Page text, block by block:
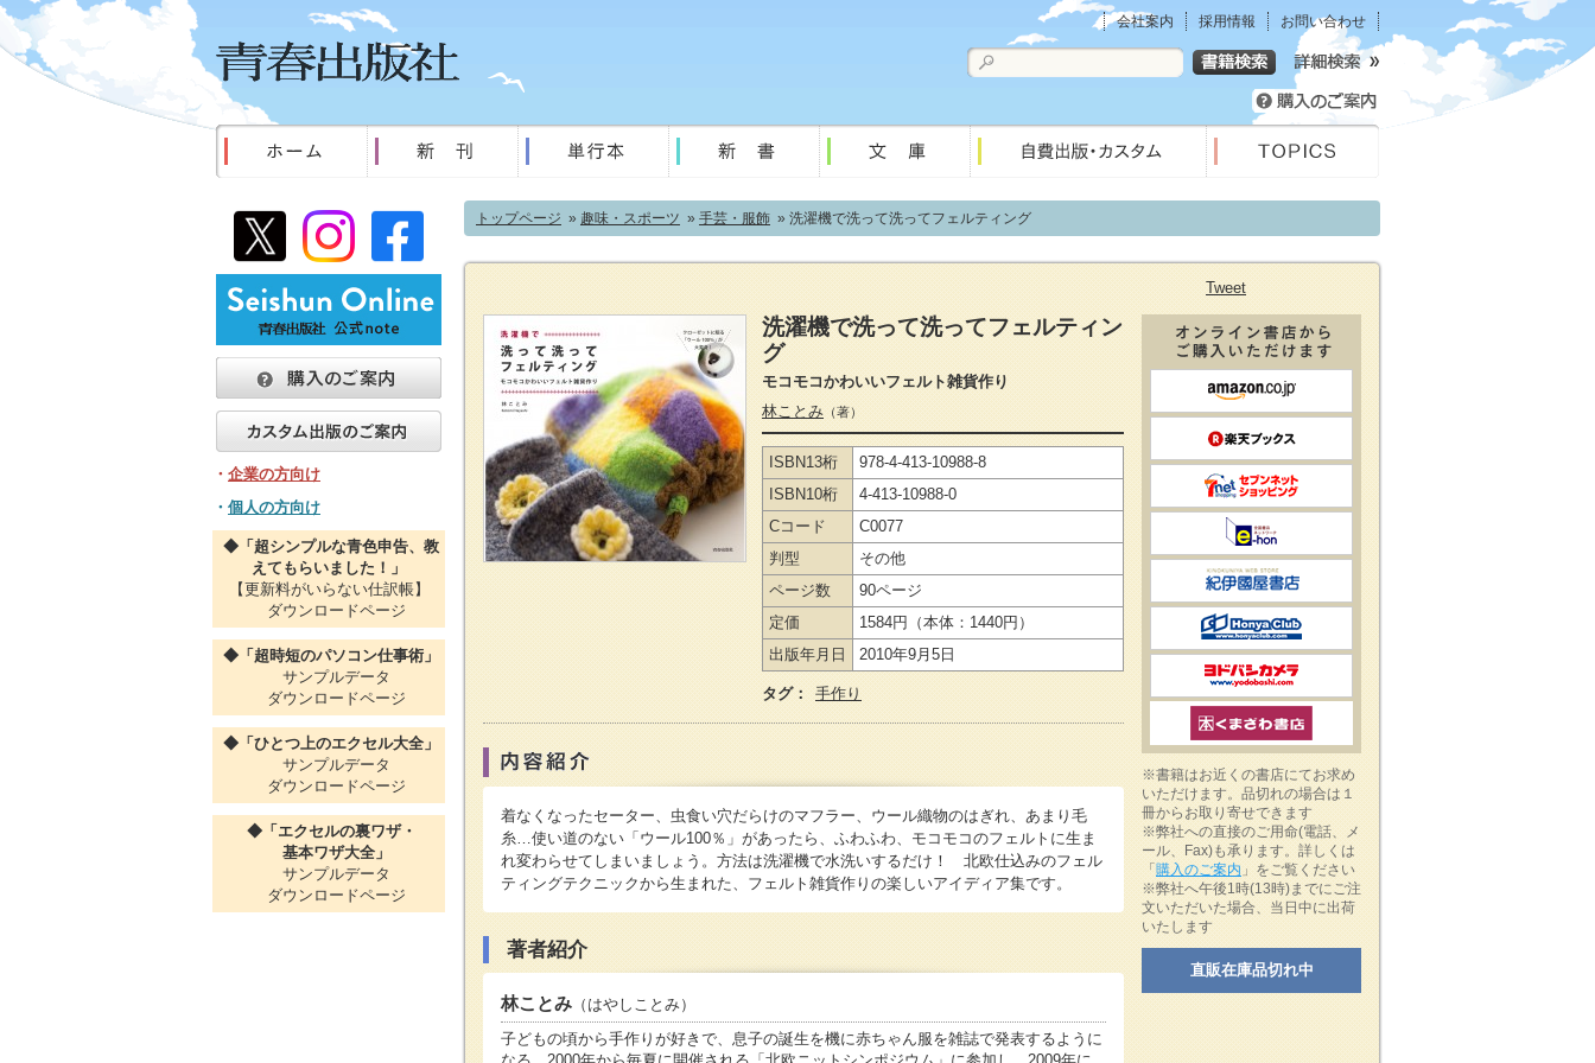
会社案内 採用情報 お問い合わせ
トップページ » 趣味・スポーツ » 手芸・服飾 » 洗濯機で洗って洗ってフェルティング
Tweet
洗濯機で洗って洗ってフェルティン
グ
モコモコかわいいフェルト雑貨作り
林ことみ （著）
ISBN13桁
978-4-413-10988-8
ISBN10桁
4-413-10988-0
Cコード
C0077
判型
その他
ページ数
90ページ
定価
1584円
（本体：1440円）
出版年月日
2010年9月5日
タグ： 手作り
着なくなったセーター、虫食い穴だらけのマフラー、ウール織物のはぎれ、あまり毛
糸…使い道のない「ウール100％」があったら、ふわふわ、モコモコのフェルトに生ま
れ変わらせてしまいましょう。方法は洗濯機で水洗いするだけ！ 北欧仕込みのフェル
ティングテクニックから生まれた、フェルト雑貨作りの楽しいアイディア集です。
著者紹介
林ことみ （はやしことみ）
子どもの頃から手作りが好きで、息子の誕生を機に赤ちゃん服を雑誌で発表するように
※書籍はお近くの書店にてお求め
いただけます。品切れの場合は１
冊からお取り寄せできます
※弊社への直接のご用命(電話、メ
ール、Fax)も承ります。詳しくは
「 購入のご案内 」をご覧ください
※弊社へ午後1時(13時)までにご注
文いただいた場合、当日中に出荷
いたします
直販在庫品切れ中
・ 企業の方向け
・ 個人の方向け
◆「超シンプルな青色申告、教
えてもらいました！」
【更新料がいらない仕訳帳】
ダウンロードページ
◆「超時短のパソコン仕事術」
サンプルデータ
ダウンロードページ
◆「ひとつ上のエクセル大全」
サンプルデータ
ダウンロードページ
◆「エクセルの裏ワザ・
基本ワザ大全」
サンプルデータ
ダウンロードページ